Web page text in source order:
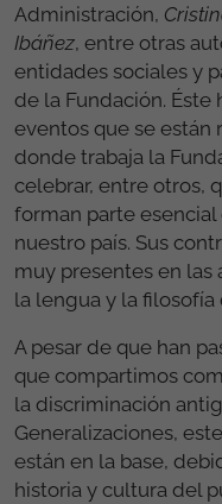
Administración,
Ibáñez, entre otras
entidades sociales y
de la Fundación. Éste
eventos que se están
donde trabaja la
celebrar, entre otros,
forman parte
nuestro país. Sus
muy presentes en las
la lengua y la filosofía
A pesar de que han
que compartimos
la discriminación
Generalizaciones,
están en la base,
historia y cultura del